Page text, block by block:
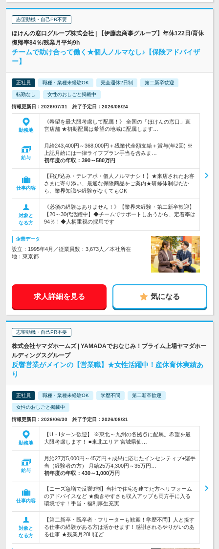
志望動機・自己PR不要
ほけんの窓口グループ株式会社 | 【伊藤忠商事グループ】年休122日/育休
復帰率84％/残業月平均9h
チームで助け合って働く★個人ノルマなし♪【保険アドバイザ
ー】
正社員 職種・業種未経験OK 完全週休2日制 第二新卒歓迎
転勤なし 女性のおしごと掲載中
情報更新日：2026/07/31 終了予定日：2026/08/24
勤務地
《希望を最大限考慮して配属！》 全国の「ほけんの窓口」直
営店舗 ★初期配属は希望の地域に配属します…
給与
月給243,400円～368,000円＋残業代全額支給＋賞与(年2回) ※
上記月給には一律ライフプラン手当を含みま…
初年度の年収： 390～580万円
仕事内容
【飛び込み・テレアポ・個人ノルマナシ！】★来店されたお客
さまに寄り添い、最適な保険商品をご案内★研修体制◎だか
ら、業界知識や経験がなくてもOK
対象と
なる方
《必須の経験はありません！》【業界未経験・第二新卒歓迎】
【20～30代活躍中】◆チームでサポートしあうから、定着率は
94％！◆人柄重視の採用です
企業データ
設立：1995年4月／従業員数：3,673人／本社所在
地：東京都
求人詳細を見る 気になる
志望動機・自己PR不要
株式会社ヤマダホームズ | YAMADAでおなじみ！プライム上場ヤマダホー
ルディングスグループ
反響営業がメインの【営業職】★女性活躍中！産休育休実績あ
り
正社員 職種・業種未経験OK 学歴不問 第二新卒歓迎
女性のおしごと掲載中
情報更新日：2026/06/30 終了予定日：2026/08/31
勤務地
【U・Iターン歓迎】 ※東北～九州の各拠点に配属。希望を最
大限考慮します！ ■東北エリア 宮城県仙…
給与
月給27万5,000円～45万円＋成果に応じたインセンティブ+諸手
当（経験者の方） 月給25万4,300円～35万円…
初年度の年収： 430～1,000万円
仕事内容
【ニーズ急増で反響9割】当社で住宅を建てた方へリフォーム
のアドバイスなど ★働きやすさも収入アップも両方手に入る
環境です！手当・福利厚生充実
対象と
なる方
【第二新卒・既卒者・フリーターも歓迎！学歴不問】人と接す
る仕事の経験がある方は活かせます！感謝されるやりがいのあ
る仕事 ★残業月20Hほど